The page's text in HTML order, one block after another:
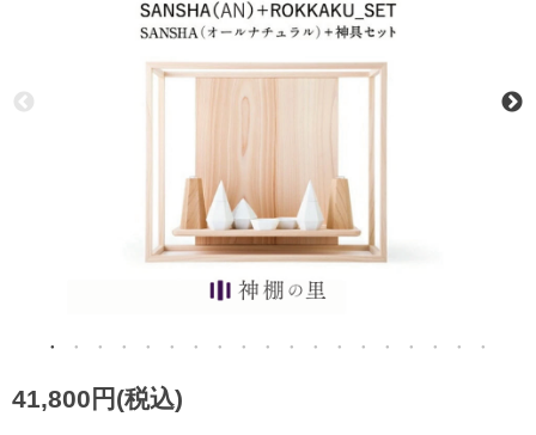
41,800円(税込)